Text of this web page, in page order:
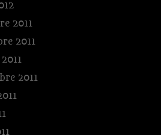
2011
2011
2011